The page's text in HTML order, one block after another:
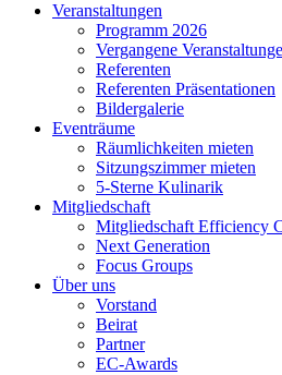
Veranstaltungen
Programm 2026
Vergangene
Referenten
Referenten Präsentationen
Bildergalerie
Eventräume
Räumlichkeiten mieten
Sitzungszimmer mieten
5-Sterne Kulinarik
Mitgliedschaft
Mitgliedschaft Efficiency
Next Generation
Focus Groups
Über uns
Vorstand
Beirat
Partner
EC-Awards